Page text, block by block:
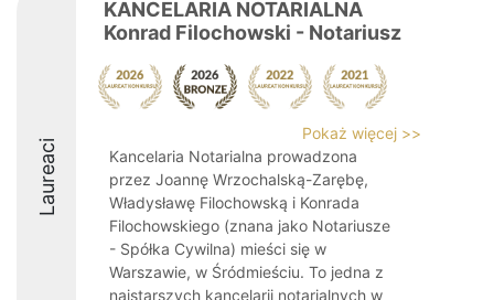
Laureaci
KANCELARIA NOTARIALNA
Konrad Filochowski - Notariusz
Pokaż więcej >>
Kancelaria Notarialna prowadzona
przez Joannę Wrzochalską-Zarębę,
Władysławę Filochowską i Konrada
Filochowskiego (znana jako Notariusze
- Spółka Cywilna) mieści się w
Warszawie, w Śródmieściu. To jedna z
najstarszych kancelarii notarialnych w